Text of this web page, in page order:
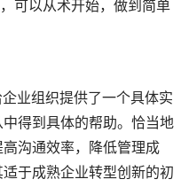
可以从术开始，做到简单
业组织提供了一个具体实
得到具体的帮助。恰当地
沟通效率，降低管理成
于成熟企业转型创新的初